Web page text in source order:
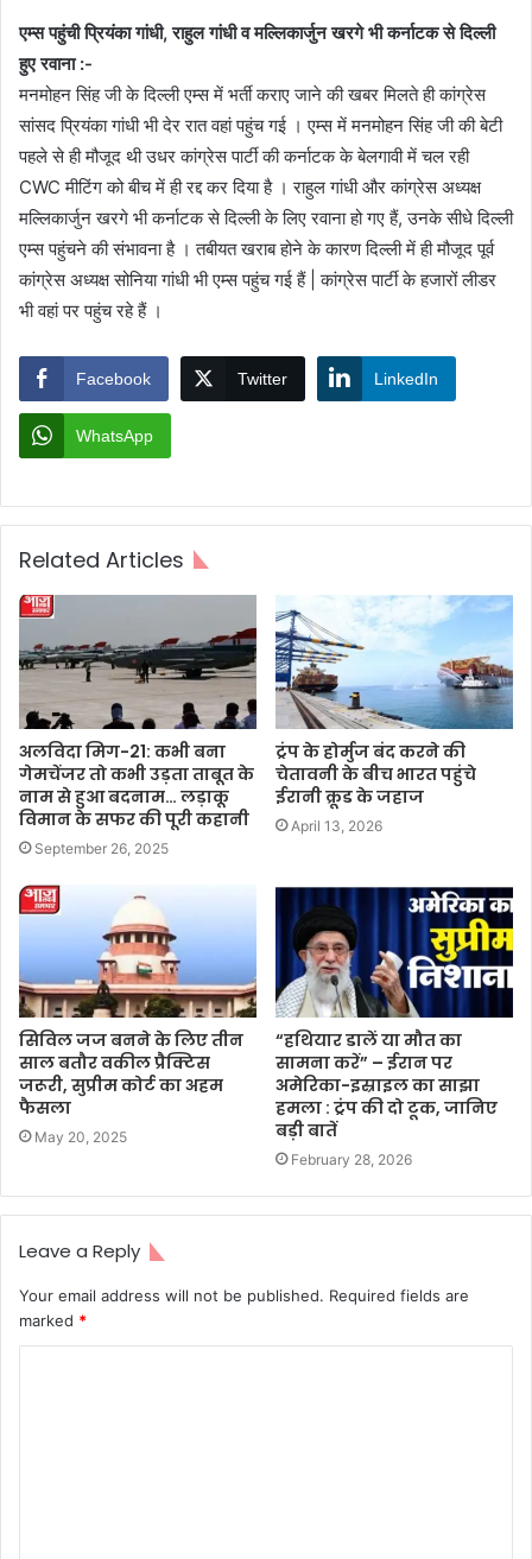
एम्स पहुंची प्रियंका गांधी, राहुल गांधी व मल्लिकार्जुन खरगे भी कर्नाटक से दिल्ली
हुए रवाना :-
मनमोहन सिंह जी के दिल्ली एम्स में भर्ती कराए जाने की खबर मिलते ही कांग्रेस
सांसद प्रियंका गांधी भी देर रात वहां पहुंच गई । एम्स में मनमोहन सिंह जी की बेटी
पहले से ही मौजूद थी उधर कांग्रेस पार्टी की कर्नाटक के बेलगावी में चल रही
CWC मीटिंग को बीच में ही रद्द कर दिया है । राहुल गांधी और कांग्रेस अध्यक्ष
मल्लिकार्जुन खरगे भी कर्नाटक से दिल्ली के लिए रवाना हो गए हैं, उनके सीधे दिल्ली
एम्स पहुंचने की संभावना है । तबीयत खराब होने के कारण दिल्ली में ही मौजूद पूर्व
कांग्रेस अध्यक्ष सोनिया गांधी भी एम्स पहुंच गई हैं | कांग्रेस पार्टी के हजारों लीडर
भी वहां पर पहुंच रहे हैं ।
Facebook Twitter LinkedIn
WhatsApp
Related Articles
अलविदा मिग-21: कभी बना
गेमचेंजर तो कभी उड़ता ताबूत के
नाम से हुआ बदनाम… लड़ाकू
विमान के सफर की पूरी कहानी
September 26, 2025
ट्रंप के होर्मुज बंद करने की
चेतावनी के बीच भारत पहुंचे
ईरानी क्रूड के जहाज
April 13, 2026
सिविल जज बनने के लिए तीन
साल बतौर वकील प्रैक्टिस
जरूरी, सुप्रीम कोर्ट का अहम
फैसला
May 20, 2025
“हथियार डालें या मौत का
सामना करें” – ईरान पर
अमेरिका-इस्राइल का साझा
हमला : ट्रंप की दो टूक, जानिए
बड़ी बातें
February 28, 2026
Leave a Reply
Your email address will not be published. Required fields are
marked *